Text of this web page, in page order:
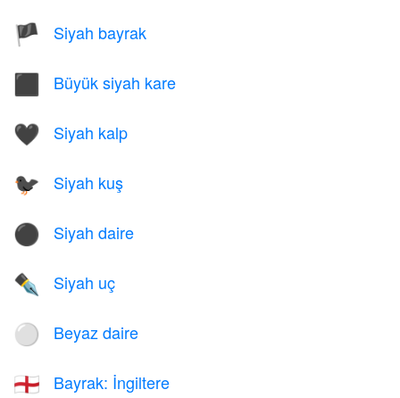
🏴 Siyah bayrak
⬛ Büyük siyah kare
🖤 Siyah kalp
🐦‍⬛ Siyah kuş
⚫ Siyah daire
✒️ Siyah uç
⚪ Beyaz daire
🏴󠁧󠁢󠁥󠁮󠁧󠁿 Bayrak: İngiltere